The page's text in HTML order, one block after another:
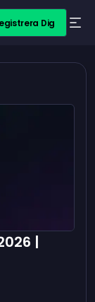
Dig
|